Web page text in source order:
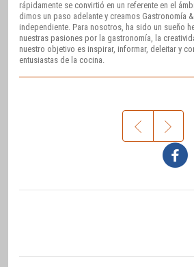
rápidamente se convirtió en un referente en el
dimos un paso adelante y creamos Gastronomía
independiente. Para nosotros, ha sido un sueño
nuestras pasiones por la gastronomía, la
nuestro objetivo es inspirar, informar, deleitar y
entusiastas de la cocina.